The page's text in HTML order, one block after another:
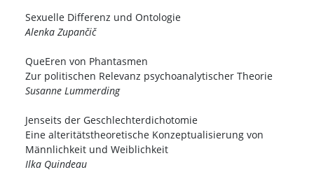
Sexuelle Differenz und Ontologie
Alenka Zupančič
QueEren von Phantasmen
Zur politischen Relevanz psychoanalytischer Theorie
Susanne Lummerding
Jenseits der Geschlechterdichotomie
Eine alteritätstheoretische Konzeptualisierung von
Männlichkeit und Weiblichkeit
Ilka Quindeau